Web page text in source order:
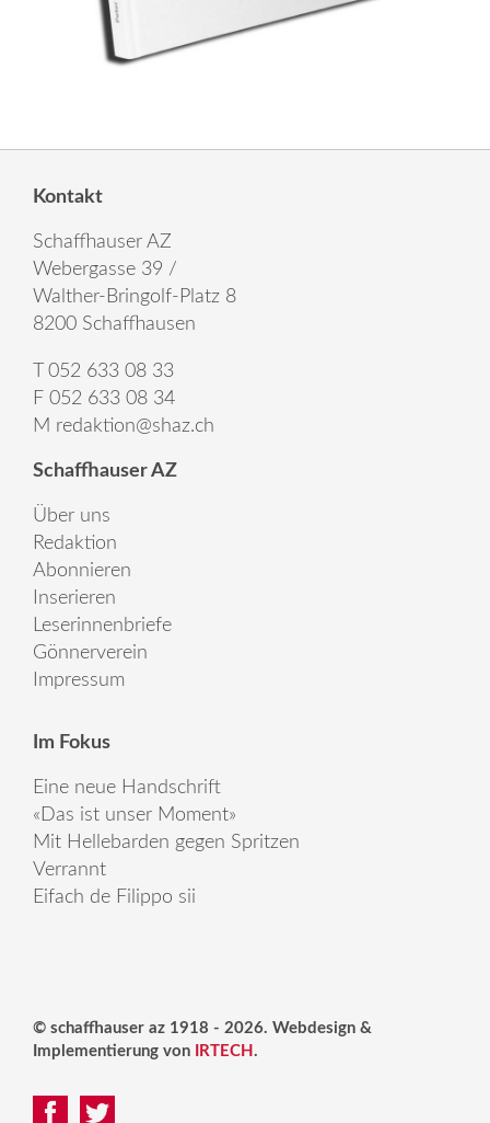
Kontakt
Schaffhauser AZ
Webergasse 39 /
Walther-Bringolf-Platz 8
8200 Schaffhausen
T 052 633 08 33
F 052 633 08 34
M redaktion@shaz.ch
Schaffhauser AZ
Über uns
Redaktion
Abonnieren
Inserieren
Leserinnenbriefe
Gönnerverein
Impressum
Im Fokus
Eine neue Handschrift
«Das ist unser Moment»
Mit Hellebarden gegen Spritzen
Verrannt
Eifach de Filippo sii
© schaffhauser az 1918 - 2026. Webdesign &
Implementierung von
IRTECH .